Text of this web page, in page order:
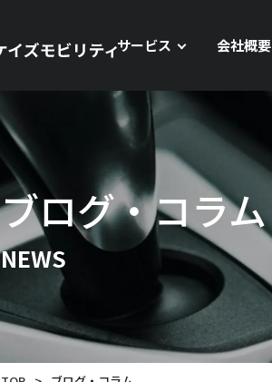
サービス 会社概要
ブログ・コラム
NEWS